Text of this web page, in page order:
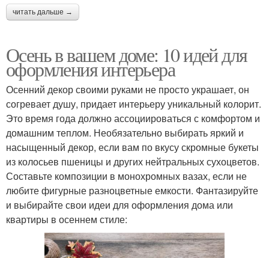
читать дальше →
Осень в вашем доме: 10 идей для
оформления интерьера
Осенний декор своими руками не просто украшает, он
согревает душу, придает интерьеру уникальный колорит.
Это время года должно ассоциироваться с комфортом и
домашним теплом. Необязательно выбирать яркий и
насыщенный декор, если вам по вкусу скромные букеты
из колосьев пшеницы и других нейтральных сухоцветов.
Составьте композиции в монохромных вазах, если не
любите фигурные разноцветные емкости. Фантазируйте
и выбирайте свои идеи для оформления дома или
квартиры в осеннем стиле: